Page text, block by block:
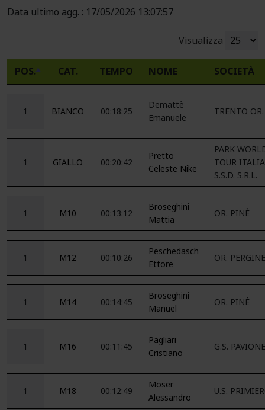
Data ultimo agg. : 17/05/2026 13:07:57
Visualizza
POS. CAT. TEMPO NOME SOCIETÀ
1 BIANCO 00:18:25
Demattè
Emanuele
TRENTO OR.
1 GIALLO 00:20:42
Pretto
Celeste Nike
PARK
TOUR ITALIA
S.S.D. S.R.L.
1 M10 00:13:12
Broseghini
Mattia
OR. PINÈ
1 M12 00:10:26
Peschedasch
Ettore
OR. PERGINE
1 M14 00:14:45
Broseghini
Manuel
OR. PINÈ
1 M16 00:11:45
Pagliari
Cristiano
G.S. PAVIONE
1 M18 00:12:49
Moser
Alessandro
U.S.